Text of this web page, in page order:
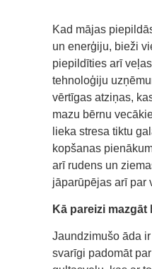
Kad mājas
un enerģiju, bieži
piepildīties arī
tehnoloģiju
vērtīgas atziņas,
mazu bērnu
lieka stresa tiktu
kopšanas
arī rudens un
jāparūpējas arī par
Kā pareizi
Jaundzimušo āda
svarīgi padomāt